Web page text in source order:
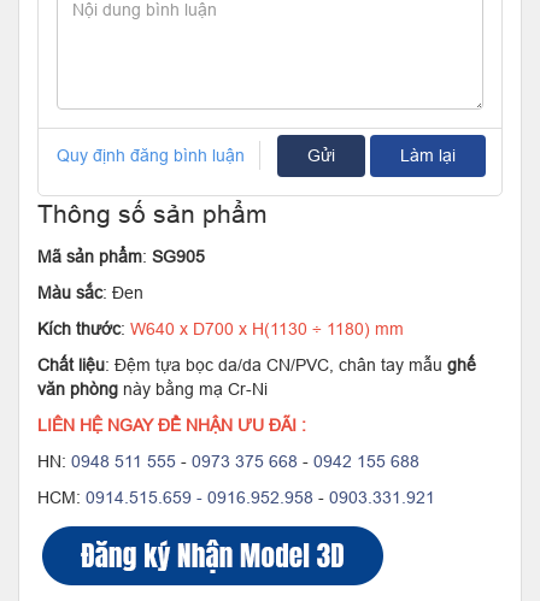
Quy định đăng bình luận Gửi Làm lại
Thông số sản phẩm
Mã sản phẩm: SG905
Màu sắc: Đen
Kích thước: W640 x D700 x H(1130 ÷ 1180) mm
Chất liệu: Đệm tựa bọc da/da CN/PVC, chân tay mẫu ghế
văn phòng này bằng mạ Cr-Ni
LIÊN HỆ NGAY ĐỂ NHẬN ƯU ĐÃI :
HN: 0948 511 555 - 0973 375 668 - 0942 155 688
HCM: 0914.515.659 - 0916.952.958 - 0903.331.921